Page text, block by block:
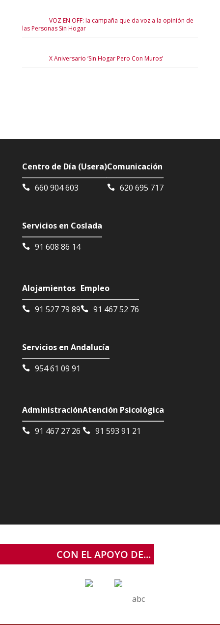
VOZ EN OFF: la campaña que da voz a la opinión de
las Personas Sin Hogar
X Aniversario ‘Sin Hogar Pero Con Muros’
Centro de Día (Usera)
660 904 603
Comunicación
620 695 717
Servicios en Coslada
91 608 86 14
Alojamientos
91 527 79 89
Empleo
91 467 52 76
Servicios en Andalucía
954 61 09 91
Administración
91 467 27 26
Atención Psicológica
91 593 91 21
CON EL APOYO DE...
abc